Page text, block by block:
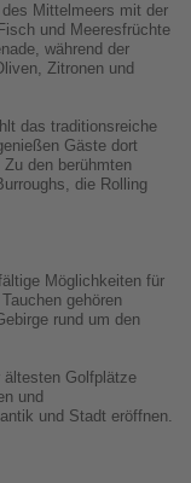
Mittelmeers mit der
und Meeresfrüchte
während der
Zitronen und
das traditionsreiche
Gäste dort
den berühmten
die Rolling
Möglichkeiten für
gehören
rund um den
ältesten Golfplätze
und
und Stadt eröffnen.